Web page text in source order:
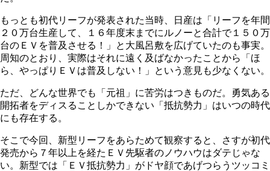
もっとも初代リーフが発表された当時、日産は「リーフを年間
２０万台生産して、１６年度末までにルノーと合計で１５０万
台のＥＶを普及させる！」と大風呂敷を広げていたのも事実。
周知のとおり、実際はそれに遠く及ばなかったことから「ほ
ら、やっぱりＥＶは普及しない！」という意見も少なくない。
ただ、どんな世界でも「元祖」に苦労はつきものだ。勇気ある
開拓者をディスることしかできない「抵抗勢力」はいつの時代
にも存在する。
そこで今回、新型リーフをあらためて観察すると、さすが初代
発売から７年以上を経たＥＶ先駆者のノウハウはダテじゃな
い。新型では「ＥＶ抵抗勢力」がドヤ顔であげつらうツッコミ